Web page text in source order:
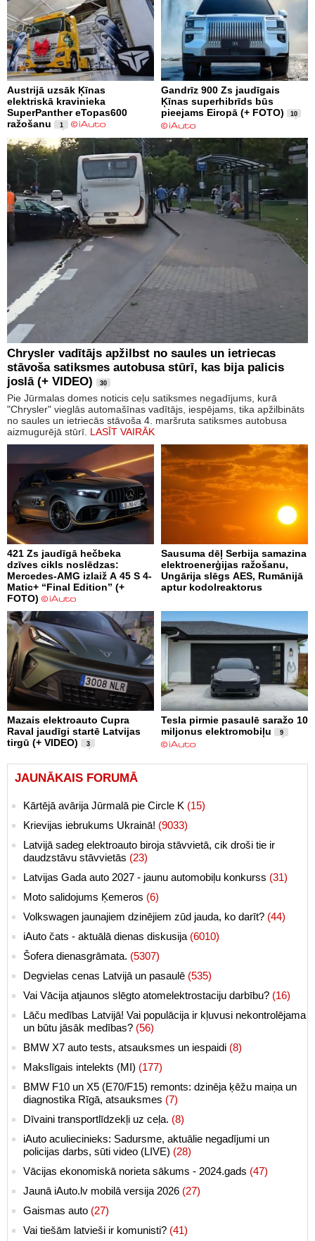
Austrijā uzsāk Ķīnas
elektriskā kravinieka
SuperPanther eTopas600
ražošanu
1
Gandrīz 900 Zs jaudīgais
Ķīnas superhibrīds būs
pieejams Eiropā (+ FOTO)
10
Chrysler vadītājs apžilbst no saules un ietriecas
stāvoša satiksmes autobusa stūrī, kas bija palicis
joslā (+ VIDEO)
30
Pie Jūrmalas domes noticis ceļu satiksmes negadījums, kurā
"Chrysler" vieglās automašīnas vadītājs, iespējams, tika apžilbināts
no saules un ietriecās stāvoša 4. maršruta satiksmes autobusa
aizmugurējā stūrī. LASĪT VAIRĀK
421 Zs jaudīgā hečbeka
dzīves cikls noslēdzas:
Mercedes-AMG izlaiž A 45 S 4-
Matic+ “Final Edition” (+
FOTO)
Sausuma dēļ Serbija samazina
elektroenerģijas ražošanu,
Ungārija slēgs AES, Rumānijā
aptur kodolreaktorus
Mazais elektroauto Cupra
Raval jaudīgi startē Latvijas
tirgū (+ VIDEO)
3
Tesla pirmie pasaulē saražo 10
miljonus elektromobiļu
9
JAUNĀKAIS FORUMĀ
Kārtējā avārija Jūrmalā pie Circle K (15)
Krievijas iebrukums Ukrainā! (9033)
Latvijā sadeg elektroauto biroja stāvvietā, cik droši tie ir
daudzstāvu stāvvietās (23)
Latvijas Gada auto 2027 - jaunu automobiļu konkurss (31)
Moto salidojums Ķemeros (6)
Volkswagen jaunajiem dzinējiem zūd jauda, ko darīt? (44)
iAuto čats - aktuālā dienas diskusija (6010)
Šofera dienasgrāmata. (5307)
Degvielas cenas Latvijā un pasaulē (535)
Vai Vācija atjaunos slēgto atomelektrostaciju darbību? (16)
Lāču medības Latvijā! Vai populācija ir kļuvusi nekontrolējama
un būtu jāsāk medības? (56)
BMW X7 auto tests, atsauksmes un iespaidi (8)
Makslīgais intelekts (MI) (177)
BMW F10 un X5 (E70/F15) remonts: dzinēja ķēžu maiņa un
diagnostika Rīgā, atsauksmes (7)
Dīvaini transportlīdzekļi uz ceļa. (8)
iAuto aculiecinieks: Sadursme, aktuālie negadījumi un
policijas darbs, sūti video (LIVE) (28)
Vācijas ekonomiskā norieta sākums - 2024.gads (47)
Jaunā iAuto.lv mobilā versija 2026 (27)
Gaismas auto (27)
Vai tiešām latvieši ir komunisti? (41)